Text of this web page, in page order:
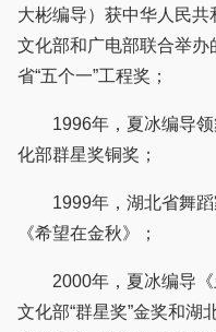
大彬编导）获中华人民
文化部和广电部联合举
省“五个一”工程奖；
1996年，夏冰编导领
化部群星奖铜奖；
1999年，湖北省舞蹈
《希望在金秋》；
2000年，夏冰编导《
文化部“群星奖”金奖和湖